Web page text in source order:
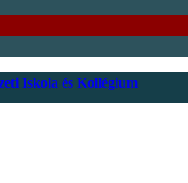
Iskola és Kollégium